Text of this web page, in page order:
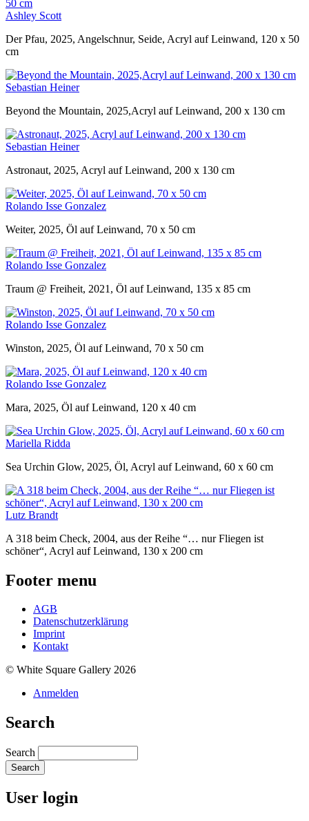
Ashley Scott
Der Pfau, 2025, Angelschnur, Seide, Acryl auf Leinwand, 120 x 50
cm
Sebastian Heiner
Beyond the Mountain, 2025,Acryl auf Leinwand, 200 x 130 cm
Sebastian Heiner
Astronaut, 2025, Acryl auf Leinwand, 200 x 130 cm
Rolando Isse Gonzalez
Weiter, 2025, Öl auf Leinwand, 70 x 50 cm
Rolando Isse Gonzalez
Traum @ Freiheit, 2021, Öl auf Leinwand, 135 x 85 cm
Rolando Isse Gonzalez
Winston, 2025, Öl auf Leinwand, 70 x 50 cm
Rolando Isse Gonzalez
Mara, 2025, Öl auf Leinwand, 120 x 40 cm
Mariella Ridda
Sea Urchin Glow, 2025, Öl, Acryl auf Leinwand, 60 x 60 cm
Lutz Brandt
A 318 beim Check, 2004, aus der Reihe “… nur Fliegen ist
schöner“, Acryl auf Leinwand, 130 x 200 cm
Footer menu
AGB
Datenschutzerklärung
Imprint
Kontakt
© White Square Gallery 2026
Anmelden
Search
Search
User login